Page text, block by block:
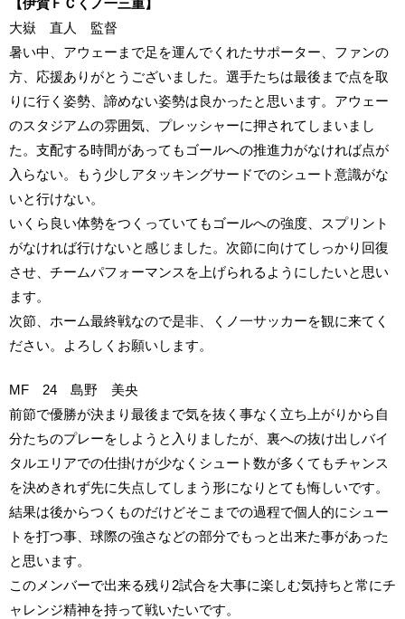
【伊賀ＦＣくノ一三重】
大嶽 直人 監督
暑い中、アウェーまで足を運んでくれたサポーター、ファンの
方、応援ありがとうございました。選手たちは最後まで点を取
りに行く姿勢、諦めない姿勢は良かったと思います。アウェー
のスタジアムの雰囲気、プレッシャーに押されてしまいまし
た。支配する時間があってもゴールへの推進力がなければ点が
入らない。もう少しアタッキングサードでのシュート意識がな
いと行けない。
いくら良い体勢をつくっていてもゴールへの強度、スプリント
がなければ行けないと感じました。次節に向けてしっかり回復
させ、チームパフォーマンスを上げられるようにしたいと思い
ます。
次節、ホーム最終戦なので是非、くノ一サッカーを観に来てく
ださい。よろしくお願いします。
MF 24 島野 美央
前節で優勝が決まり最後まで気を抜く事なく立ち上がりから自
分たちのプレーをしようと入りましたが、裏への抜け出しバイ
タルエリアでの仕掛けが少なくシュート数が多くてもチャンス
を決めきれず先に失点してしまう形になりとても悔しいです。
結果は後からつくものだけどそこまでの過程で個人的にシュー
トを打つ事、球際の強さなどの部分でもっと出来た事があった
と思います。
このメンバーで出来る残り2試合を大事に楽しむ気持ちと常にチ
ャレンジ精神を持って戦いたいです。